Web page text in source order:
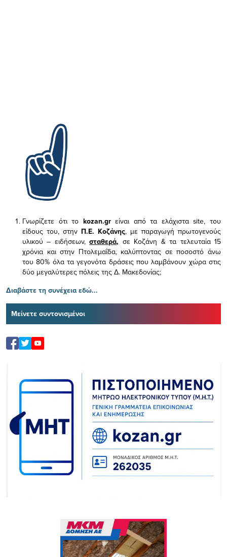
Γνωρίζετε ότι το kozan.gr είναι από τα ελάχισταsite, του
είδους του, στην Π.Ε. Κοζάνης, με παραγωγή πρωτογενούς
υλικού – ειδήσεων,σταθερά, σε Κοζάνη & τα τελευταία 15
χρόνια και στην Πτολεμαΐδα, καλύπτοντας σε ποσοστό άνω
του 80% όλα τα γεγονότα δράσεις που λαμβάνουν χώρα στις
δύο μεγαλύτερες πόλεις της Δ. Μακεδονίας;
Διαβάστε τη συνέχεια εδώ...
Μείνετε συντονισμένοι